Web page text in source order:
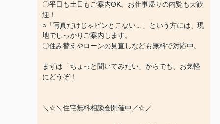
〇平日も土日もご案内OK。お仕事帰りの内覧も大歓
迎！
○「写真だけじゃピンとこない…」という方には、現
地でしっかりご案内します。
〇住み替えやローンの見直しなども無料で対応中。
まずは「ちょっと聞いてみたい」からでも、お気軽
にどうぞ！
＼☆＼住宅無料相談会開催中／☆／